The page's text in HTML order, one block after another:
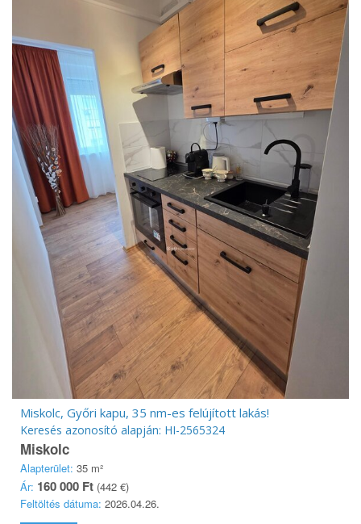
Miskolc, Győri kapu, 35 nm-es felújított lakás!
Keresés azonosító alapján: HI-2565324
Miskolc
Alapterület: 35 m²
Ár: 160 000 Ft (442 €)
Feltöltés dátuma: 2026.04.26.